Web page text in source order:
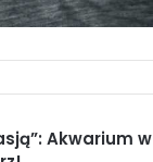
Akwarium w